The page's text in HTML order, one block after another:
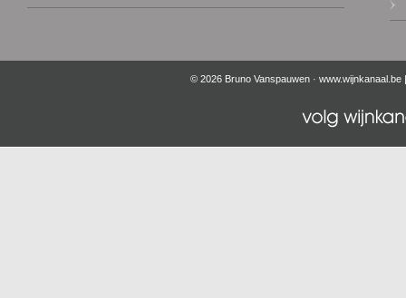
© 2026 Bruno Vanspauwen · www.wijnkanaal.be